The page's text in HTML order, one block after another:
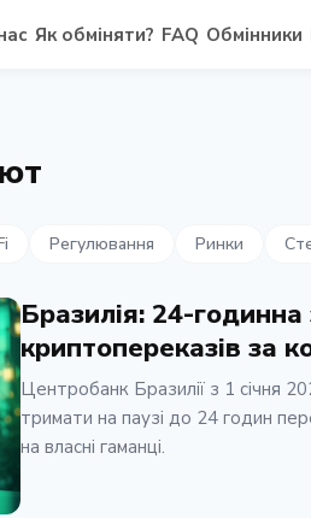
Як обміняти? FAQ Обмінники
Регулювання Ринки
Бразилія: 24-
криптопереказів за
Центробанк Бразилії з 1 січня
тримати на паузі до 24 годин
на власні гаманці.